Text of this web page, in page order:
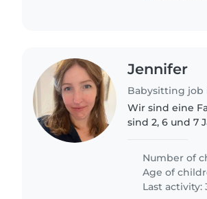
Jennifer
Babysitting job
Wir sind eine
sind 2, 6 und 7
gelegentlich
Number of
Age of
Last